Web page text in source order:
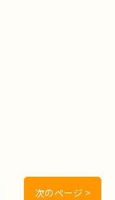
次のページ >